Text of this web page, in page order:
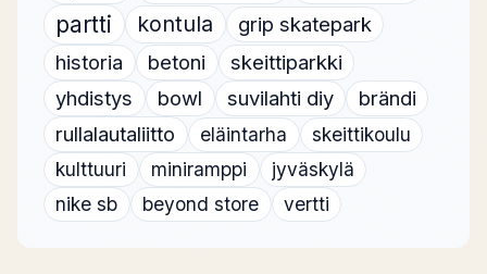
partti
kontula
grip skatepark
historia
betoni
skeittiparkki
yhdistys
bowl suvilahti diy
brändi
rullalautaliitto
eläintarha
skeittikoulu
kulttuuri
miniramppi
jyväskylä
nike sb
beyond store vertti